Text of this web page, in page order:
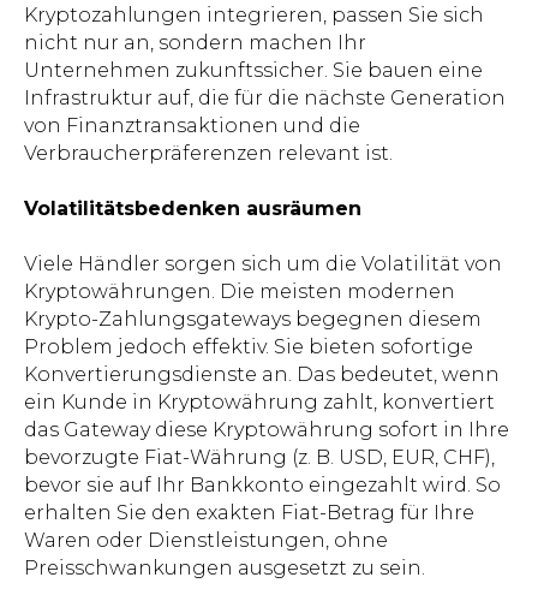
Kryptozahlungen integrieren, passen Sie sich
nicht nur an, sondern machen Ihr
Unternehmen zukunftssicher. Sie bauen eine
Infrastruktur auf, die für die nächste Generation
von Finanztransaktionen und die
Verbraucherpräferenzen relevant ist.
Volatilitätsbedenken ausräumen
Viele Händler sorgen sich um die Volatilität von
Kryptowährungen. Die meisten modernen
Krypto-Zahlungsgateways begegnen diesem
Problem jedoch effektiv. Sie bieten sofortige
Konvertierungsdienste an. Das bedeutet, wenn
ein Kunde in Kryptowährung zahlt, konvertiert
das Gateway diese Kryptowährung sofort in Ihre
bevorzugte Fiat-Währung (z. B. USD, EUR, CHF),
bevor sie auf Ihr Bankkonto eingezahlt wird. So
erhalten Sie den exakten Fiat-Betrag für Ihre
Waren oder Dienstleistungen, ohne
Preisschwankungen ausgesetzt zu sein.